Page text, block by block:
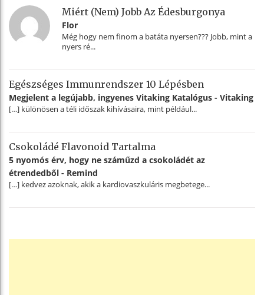
Miért (nem) Jobb Az Édesburgonya
Flor
Még hogy nem finom a batáta nyersen??? Jobb, mint a
nyers ré...
Egészséges Immunrendszer 10 Lépésben
Megjelent a legújabb, ingyenes Vitaking Katalógus - Vitaking
[…] különösen a téli időszak kihívásaira, mint például...
Csokoládé Flavonoid Tartalma
5 nyomós érv, hogy ne száműzd a csokoládét az
étrendedből - Remind
[…] kedvez azoknak, akik a kardiovaszkuláris megbetege...